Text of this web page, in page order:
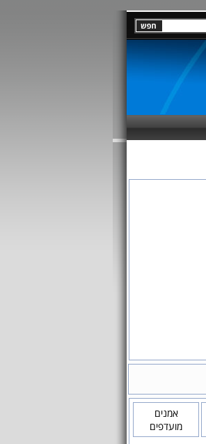
אמנים
מועדפים